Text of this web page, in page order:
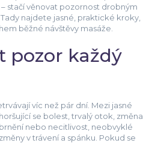
stačí věnovat pozornost drobným
najdete jasné, praktické kroky,
běžné návštěvy masáže.
pozor každý
víc než pár dní. Mezi jasné
se bolest, trvalý otok, změna
nebo necitlivost, neobvyklé
v trávení a spánku. Pokud se